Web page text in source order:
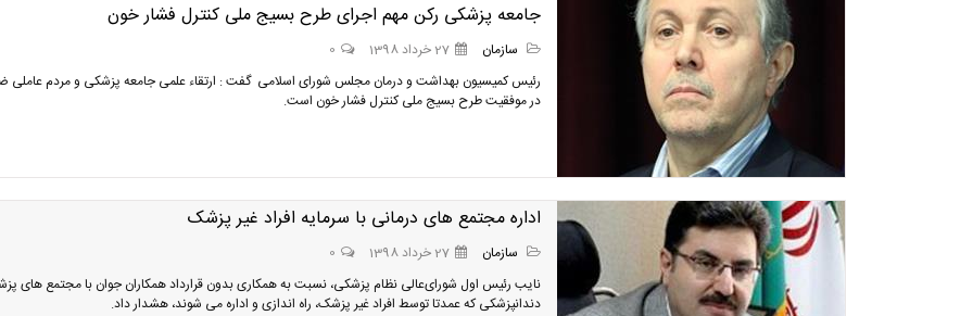
جامعه پزشکی رکن مهم اجرای طرح بسیج ملی کنترل فشار خون
سازمان 27 خرداد 1398
0
رئیس کمیسیون بهداشت و درمان مجلس شورای اسلامی گفت : ارتقاء علمی جامعه پزشکی و مردم عاملی
در موفقیت طرح بسیج ملی کنترل فشار خون است.
اداره مجتمع های درمانی با سرمایه افراد غیر پزشک
سازمان 27 خرداد 1398
0
نایب‌ رئیس اول شورای‌عالی نظام پزشکی، نسبت به همکاری بدون قرارداد همکاران جوان با مجتمع های
دندانپزشکی که عمدتا توسط افراد غیر پزشک، راه اندازی و اداره می شوند، هشدار داد.